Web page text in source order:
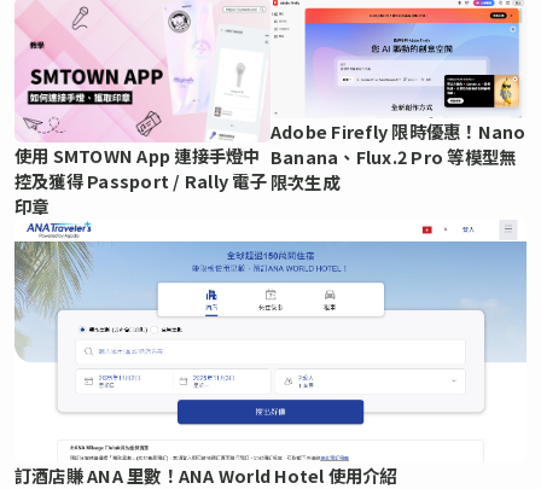
使用 SMTOWN App 連接手燈中
控及獲得 Passport / Rally 電子
印章
Adobe Firefly 限時優惠！Nano
Banana、Flux.2 Pro 等模型無
限次生成
訂酒店賺 ANA 里數！ANA World Hotel 使用介紹